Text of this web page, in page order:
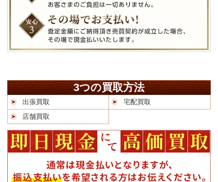
3つの買取方法
出張買取
宅配買取
店舗買取